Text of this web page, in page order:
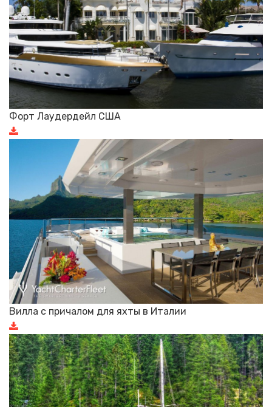
Форт Лаудердейл США
Вилла с причалом для яхты в Италии